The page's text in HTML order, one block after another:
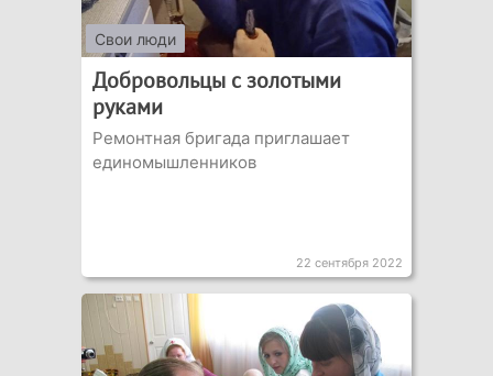
Свои люди
Добровольцы с золотыми
руками
Ремонтная бригада приглашает
единомышленников
22 сентября 2022